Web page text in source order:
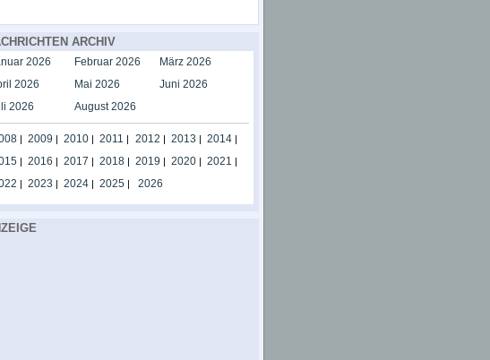
ARCHIV
2026 Februar 2026
März 2026
2026
Mai 2026
Juni 2026
2026
August 2026
| 2009 | 2010| 2011 | 2012 | 2013 | 2014|
| 2016 | 2017 | 2018| 2019 | 2020| 2021 |
| 2023 | 2024| 2025| 2026